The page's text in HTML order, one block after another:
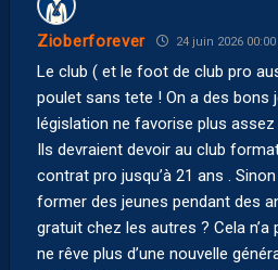
Zioberforever 24 juin 2026 00:00
Le club ( et le foot de club pro
poulet sans tete ! On a des bons
législation ne favorise plus assez
Ils devraient devoir au club
contrat pro jusqu’à 21 ans .
former des jeunes pendant des
gratuit chez les autres ? Cela n’a
ne rêve plus d’une nouvelle